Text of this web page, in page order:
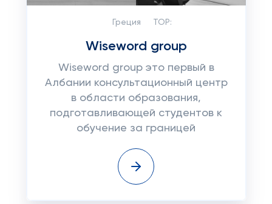
Греция TOP:
Wiseword group
Wiseword group это первый в
Албании консультационный центр
в области образования,
подготавливающей студентов к
обучение за границей